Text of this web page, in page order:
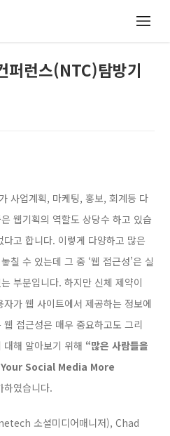
퍼런스(NTC)탐방기
사업계획, 마케팅, 홍보, 회계등 다
웹기획의 역할도 상당수 하고 있습
고 합니다. 이렇게 다양하고 많은
칠 수 있는데 그 중 ‘웹 접근성’은 실
부분입니다. 하지만 신체 제약이
가 웹 사이트에서 제공하는 정보에
접근성은 매우 중요하고도 그리
해 알아보기 위해 “많은 사람들을
Your Social Media More
하였습니다.
소셜미디어매니저), Chad